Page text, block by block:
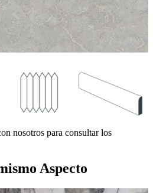
nosotros para consultar los
Aspecto